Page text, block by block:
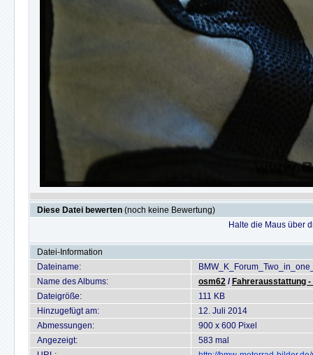
Diese Datei bewerten (noch keine Bewertung)
Halte die Maus über
Datei-Information
Dateiname:
Name des Albums:
osm62 / Fahrerausstattung
Dateigröße:
111 KB
Hinzugefügt am:
12. Juli 2014
Abmessungen:
900 x 600 Pixel
Angezeigt:
583 mal